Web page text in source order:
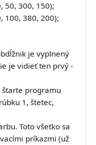
50, 300, 150);
100, 380, 200);
je vyplnený
je vidieť ten prvý
programu
1, štetec,
Toto všetko sa
príkazmi (už